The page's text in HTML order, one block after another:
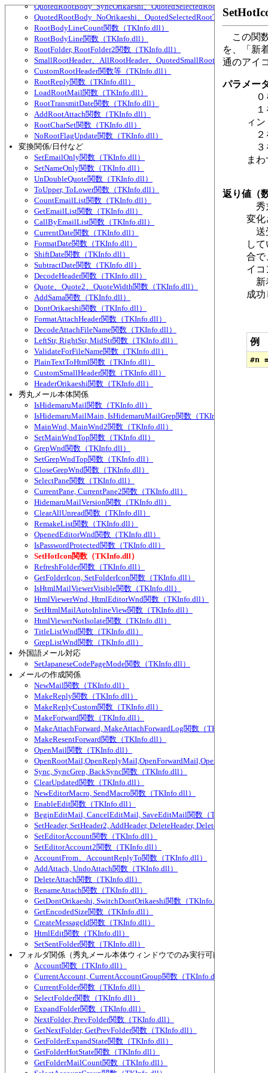
QuotedRootBody_SyncOrikaeshi、
QuotedRootBody_NoOrikaeshi、
RootBodyLineCount関数（TKInfo.dll）
RootBodyLine関数（TKInfo.dll）
RootFolder, RootFolder2関数（TKInfo.dll）
SmallRootHeader、AllRootHeader、QuotedSmallRootHeader、
CustomRootHeader関数等（TKInfo.dll）
RootReply関数（TKInfo.dll）
LoadRootMail関数（TKInfo.dll）
RootTransmitDate関数（TKInfo.dll）
AddRootAttach関数（TKInfo.dll）
RootCharSet関数（TKInfo.dll）
NoRootFlagUpdate関数（TKInfo.dll）
変換関係/日付など
SetEmailOnly関数（TKInfo.dll）
SetNameOnly関数（TKInfo.dll）
UnDoubleQuote関数（TKInfo.dll）
ToUpper, ToLower関数（TKInfo.dll）
CountEmailList関数（TKInfo.dll）
GetEmailList関数（TKInfo.dll）
CallByEmailList関数（TKInfo.dll）
CurrentDate関数（TKInfo.dll）
FormatDate関数（TKInfo.dll）
ShiftDate関数（TKInfo.dll）
SubtractDate関数（TKInfo.dll）
DecodeHeader関数（TKInfo.dll）
Quote、Quote2、QuoteWidth関数（TKInfo.dll）
AddSama関数（TKInfo.dll）
DontOrikaeshi関数（TKInfo.dll）
FormatAttachHeader関数（TKInfo.dll）
DecodeAttachFileName関数（TKInfo.dll）
LeftStr, RightStr, MidStr関数（TKInfo.dll）
ValidateForFileName関数（TKInfo.dll）
PlainTextToHtml関数（TKInfo.dll）
CustomSmallHeader関数（TKInfo.dll）
HeaderOrikaeshi関数（TKInfo.dll）
秀丸メール本体関係
IsHidemaruMail関数（TKInfo.dll）
IsHidemaruMailMain, IsHidemaruMailGrep関数（TKInfo.dll）
MainWnd, MainWnd2関数（TKInfo.dll）
SetMainWndTop関数（TKInfo.dll）
GrepWnd関数（TKInfo.dll）
SetGrepWndTop関数（TKInfo.dll）
CloseGrepWnd関数（TKInfo.dll）
SelectPane関数（TKInfo.dll）
CurrentPane, CurrentPane2関数（TKInfo.dll）
HidemaruMailVersion関数（TKInfo.dll）
ClearAllUnread関数（TKInfo.dll）
RemakeList関数（TKInfo.dll）
OpenedEditorWnd関数（TKInfo.dll）
IsPasswordProtected関数（TKInfo.dll）
SetHotIcon関数（TKInfo.dll）
RefreshFolder関数（TKInfo.dll）
GetFolderIcon, SetFolderIcon関数（TKInfo.dll）
IsHtmlMailViewerVisible関数（TKInfo.dll）
HtmlViewerWnd, HtmlEditorWnd関数（TKInfo.dll）
SetHtmlMailAutoInlineView関数（TKInfo.dll）
HtmlViewerNotIsolate関数（TKInfo.dll）
TitleListWnd関数（TKInfo.dll）
GrepListWnd関数（TKInfo.dll）
外国語メール対応
SetJapaneseCodePageMode関数（TKInfo.dll）
メールの作成関係
NewMail関数（TKInfo.dll）
MakeReply関数（TKInfo.dll）
MakeReplyCustom関数（TKInfo.dll）
MakeForward関数（TKInfo.dll）
MakeAttachForward, MakeAttachForwardLog関数（TKInfo.dll）
MakeResentForward関数（TKInfo.dll）
OpenMail関数（TKInfo.dll）
OpenRootMail,OpenReplyMail,OpenForwardMail,OpenLog関数（
Sync, SyncGrep, BackSync関数（TKInfo.dll）
ClearUpdated関数（TKInfo.dll）
NewEditorMacro, SendMacro関数（TKInfo.dll）
EnableEdit関数（TKInfo.dll）
BeginEditMail, CancelEditMail, SaveEditMail関数（TKInfo.dll）
SetHeader, SetHeader2, AddHeader, DeleteHeader, DeleteHeader2,
SetEditorAccount関数（TKInfo.dll）
SetEditorAccount2関数（TKInfo.dll）
AccountFrom、AccountReplyTo関数（TKInfo.dll）
AddAttach, UndoAttach関数（TKInfo.dll）
DeleteAttach関数（TKInfo.dll）
RenameAttach関数（TKInfo.dll）
GetDontOrikaeshi, SwitchDontOrikaeshi関数（TKInfo.dll）
GetEncodedSize関数（TKInfo.dll）
CreateMessageId関数（TKInfo.dll）
HtmlEdit関数（TKInfo.dll）
SetSentFolder関数（TKInfo.dll）
フォルダ関係（秀丸メール本体ウィンドウでのみ実行可能な物が多い）
Account関数（TKInfo.dll）
CurrentAccount, CurrentAccountGroup関数（TKInfo.dll）
CurrentFolder関数（TKInfo.dll）
SelectFolder関数（TKInfo.dll）
ExpandFolder関数（TKInfo.dll）
NextFolder, PrevFolder関数（TKInfo.dll）
GetNextFolder, GetPrevFolder関数（TKInfo.dll）
GetFolderExpandState関数（TKInfo.dll）
GetFolderHotState関数（TKInfo.dll）
GetFolderMailCount関数（TKInfo.dll）
この関
を、「新
通のアイ
パラメー
０
１
ィ
２
３
ま
返り値（
秀
変化
送
し
合で
イ
新
成
例